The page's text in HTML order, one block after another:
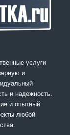
услуги
и
и надежность.
и опытный
любой